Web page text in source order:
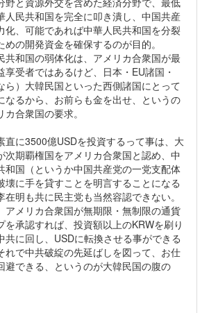
人民共和国を完全に叩き潰し、中国共産
化、可能であれば中華人民共和国を分裂
めの開発資金を確保するのが目的。
共和国の弱体化は、アメリカ合衆国が最
享受者ではあるけど、日本・EU諸国・
ら）大韓民国といった西側諸国にとって
なるから、お前らも金を出せ、というの
カ合衆国の要求。
直に3500億USDを投資するって事は、大
次期覇権国をアメリカ合衆国と認め、中
和国（というか中国共産党の一党支配体
壊に手を貸すことを明言することになる
在明も共に民主党も当然容認できない。
アメリカ合衆国が無期限・無制限の通貨
を承認すれば、投資額以上のKRWを刷り
共に回し、USDに転換させる事ができる
れで中共破綻の先延ばしを図って、お仕
避できる、というのが大韓民国の腹の